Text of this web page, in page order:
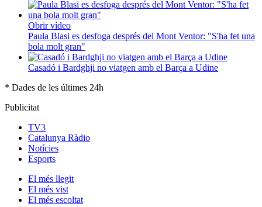
Obrir vídeo
Paula Blasi es desfoga després del Mont Ventor: "S'ha fet una
bola molt gran"
Casadó i Bardghji no viatgen amb el Barça a Udine
* Dades de les últimes 24h
Publicitat
TV3
Catalunya Ràdio
Notícies
Esports
El més llegit
El més vist
El més escoltat